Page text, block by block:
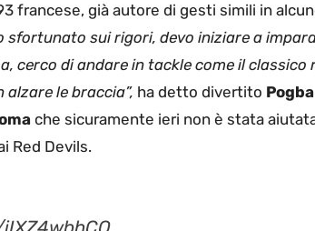
francese, già autore di gesti simili in
sui rigori, devo iniziare a
cerco di andare in tackle come il classico
le braccia”, ha detto divertito Pogba
che sicuramente ieri non è stata
Red Devils.